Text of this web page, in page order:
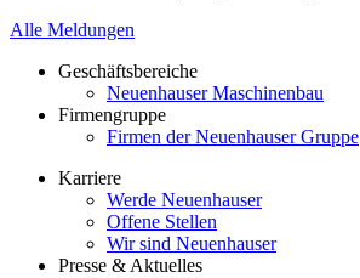
Alle Meldungen
Geschäftsbereiche
Neuenhauser Maschinenbau
Firmengruppe
Firmen der Neuenhauser Gruppe
Karriere
Werde Neuenhauser
Offene Stellen
Wir sind Neuenhauser
Presse & Aktuelles